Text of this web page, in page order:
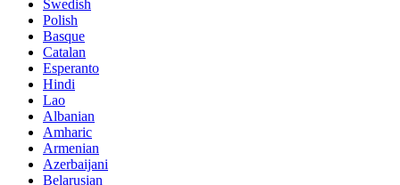
Swedish
Polish
Basque
Catalan
Esperanto
Hindi
Lao
Albanian
Amharic
Armenian
Azerbaijani
Belarusian